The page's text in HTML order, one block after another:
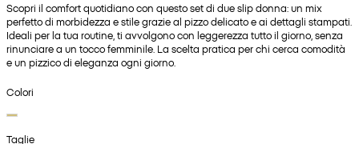
Scopri il comfort quotidiano con questo set di due slip donna: un mix
perfetto di morbidezza e stile grazie al pizzo delicato e ai dettagli stampati.
Ideali per la tua routine, ti avvolgono con leggerezza tutto il giorno, senza
rinunciare a un tocco femminile. La scelta pratica per chi cerca comodità
e un pizzico di eleganza ogni giorno.
Colori
Taglie